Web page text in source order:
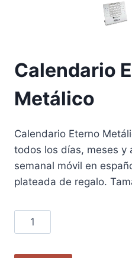
Calendario
Metálico
Calendario Eterno
todos los días, meses y
semanal móvil en
plateada de regalo.